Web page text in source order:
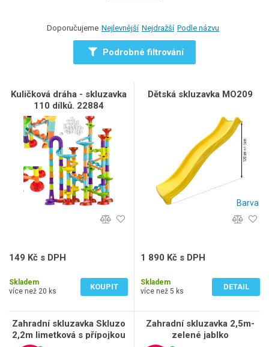
Doporučujeme Nejlevnější Nejdražší Podle názvu
Podrobné filtrování
Kuličková dráha - skluzavka
110 dílků. 22884
149 Kč s DPH
Skladem
více než 20 ks
KOUPIT
Dětská skluzavka MO209
Barva
1 890 Kč s DPH
Skladem
více než 5 ks
DETAIL
Zahradní skluzavka Skluzo
2,2m limetková s přípojkou
Zahradní skluzavka 2,5m-
zelené jablko